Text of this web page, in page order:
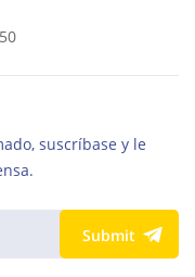
suscríbase y le
Submit